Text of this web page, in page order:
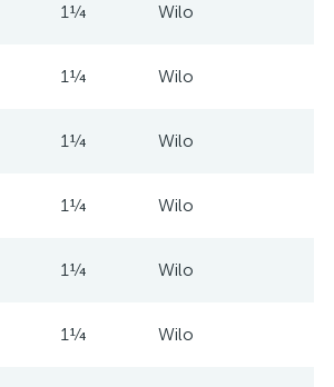
1¼ Wilo
1¼ Wilo
1¼ Wilo
1¼ Wilo
1¼ Wilo
1¼ Wilo